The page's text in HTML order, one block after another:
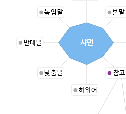
본
참
하위어
낮춤말
반대말
높임말
샤먼